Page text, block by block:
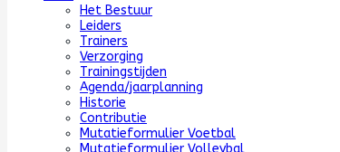
Het Bestuur
Leiders
Trainers
Verzorging
Trainingstijden
Agenda/jaarplanning
Historie
Contributie
Mutatieformulier Voetbal
Mutatieformulier Volleybal